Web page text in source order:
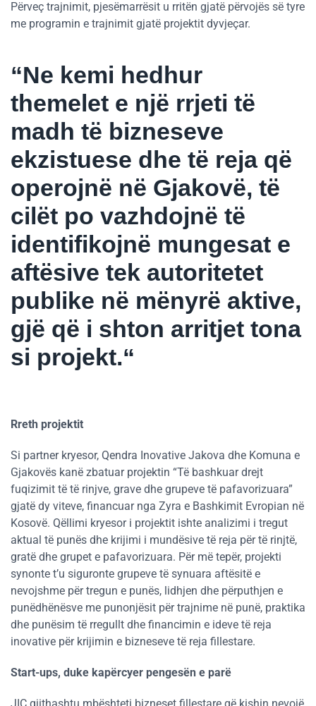
Përveç trajnimit, pjesëmarrësit u rritën gjatë përvojës së tyre
me programin e trajnimit gjatë projektit dyvjeçar.
“Ne kemi hedhur
themelet e një rrjeti të
madh të bizneseve
ekzistuese dhe të reja që
operojnë në Gjakovë, të
cilët po vazhdojnë të
identifikojnë mungesat e
aftësive tek autoritetet
publike në mënyrë aktive,
gjë që i shton arritjet tona
si projekt.“
Rreth projektit
Si partner kryesor, Qendra Inovative Jakova dhe Komuna e
Gjakovës kanë zbatuar projektin “Të bashkuar drejt
fuqizimit të të rinjve, grave dhe grupeve të pafavorizuara”
gjatë dy viteve, financuar nga Zyra e Bashkimit Evropian në
Kosovë. Qëllimi kryesor i projektit ishte analizimi i tregut
aktual të punës dhe krijimi i mundësive të reja për të rinjtë,
gratë dhe grupet e pafavorizuara. Për më tepër, projekti
synonte t’u siguronte grupeve të synuara aftësitë e
nevojshme për tregun e punës, lidhjen dhe përputhjen e
punëdhënësve me punonjësit për trajnime në punë, praktika
dhe punësim të rregullt dhe financimin e ideve të reja
inovative për krijimin e bizneseve të reja fillestare.
Start-ups, duke kapërcyer pengesën e parë
JIC gjithashtu mbështeti bizneset fillestare që kishin nevojë